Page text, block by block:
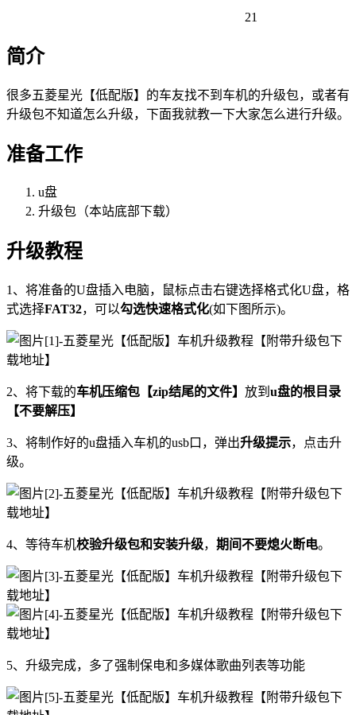
21
简介
很多五菱星光【低配版】的车友找不到车机的升级包，或者有
升级包不知道怎么升级，下面我就教一下大家怎么进行升级。
准备工作
u盘
升级包（本站底部下载）
升级教程
1、将准备的U盘插入电脑，鼠标点击右键选择格式化U盘，格
式选择FAT32，可以勾选快速格式化(如下图所示)。
2、将下载的车机压缩包【zip结尾的文件】 放到 u盘的根目录
【不要解压】
3、将制作好的u盘插入车机的usb口，弹出升级提示，点击升
级。
4、等待车机校验升级包和安装升级， 期间不要熄火断电。
5、升级完成，多了强制保电和多媒体歌曲列表等功能